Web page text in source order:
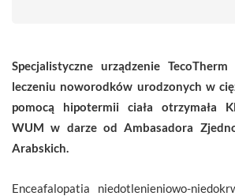
Specjalistyczne urządzenie
leczeniu noworodków urodzonych w
pomocą hipotermii ciała otrzymała
WUM w darze od Ambasadora
Arabskich.
Enceafalopatia niedotlenieniowo-